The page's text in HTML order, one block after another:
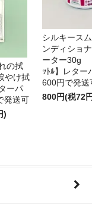
の拭
やけ拭
ーパ
発送可
)
シルキース
ンディショ
ーター30g
ｯﾄﾙ】レター
600円で発送
800円(税72